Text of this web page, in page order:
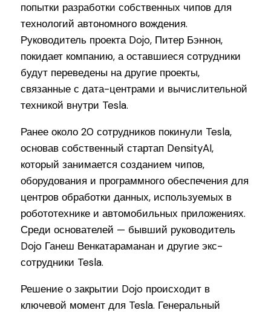
попытки разработки собственных чипов для
технологий автономного вождения.
Руководитель проекта Dojo, Питер Бэннон,
покидает компанию, а оставшиеся сотрудники
будут переведены на другие проекты,
связанные с дата-центрами и вычислительной
техникой внутри Tesla.
Ранее около 20 сотрудников покинули Tesla,
основав собственный стартап DensityAI,
который занимается созданием чипов,
оборудования и программного обеспечения для
центров обработки данных, используемых в
робототехнике и автомобильных приложениях.
Среди основателей — бывший руководитель
Dojo Ганеш Венкатараманан и другие экс-
сотрудники Tesla.
Решение о закрытии Dojo происходит в
ключевой момент для Tesla. Генеральный